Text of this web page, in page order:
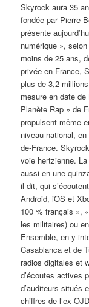
Skyrock aura 35
fondée par Pierre
présente
numérique »,
moins de 25 ans,
privée en France,
plus de 3,2
mesure en date
Planète Rap » de
propulsent même
niveau national,
de-France.
voie hertzienne.
aussi en une
il dit, qui
Android, iOS et
100 % français »,
les militaires) ou
Ensemble, en y
Casablanca et de
radios digitales et
d’écoutes actives
d’auditeurs situés
chiffres de l’ex-